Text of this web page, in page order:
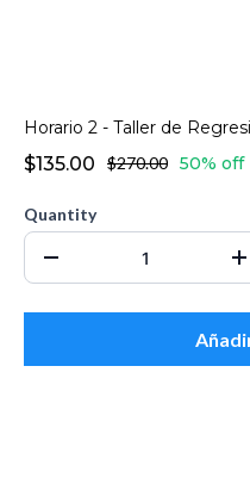
Horario 2 - Taller de
$135.00 $270.00 50% off
Quantity